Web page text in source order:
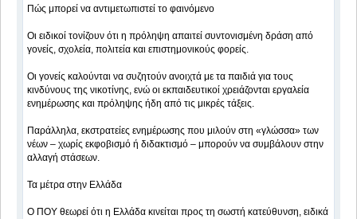
Πώς μπορεί να αντιμετωπιστεί το φαινόμενο
Οι ειδικοί τονίζουν ότι η πρόληψη απαιτεί συντονισμένη δράση από
γονείς, σχολεία, πολιτεία και επιστημονικούς φορείς.
Οι γονείς καλούνται να συζητούν ανοιχτά με τα παιδιά για τους
κινδύνους της νικοτίνης, ενώ οι εκπαιδευτικοί χρειάζονται εργαλεία
ενημέρωσης και πρόληψης ήδη από τις μικρές τάξεις.
Παράλληλα, εκστρατείες ενημέρωσης που μιλούν στη «γλώσσα» των
νέων – χωρίς εκφοβισμό ή διδακτισμό – μπορούν να συμβάλουν στην
αλλαγή στάσεων.
Τα μέτρα στην Ελλάδα
Ο ΠΟΥ θεωρεί ότι η Ελλάδα κινείται προς τη σωστή κατεύθυνση, ειδικά